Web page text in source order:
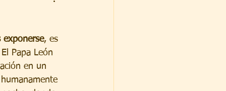
exponerse, es
Papa León
en un